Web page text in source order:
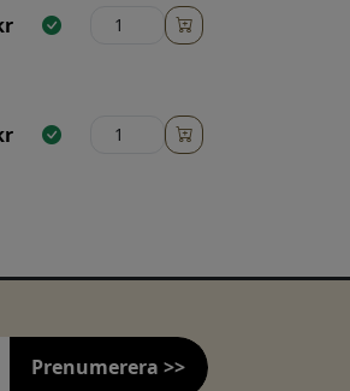
Prenumerera >>